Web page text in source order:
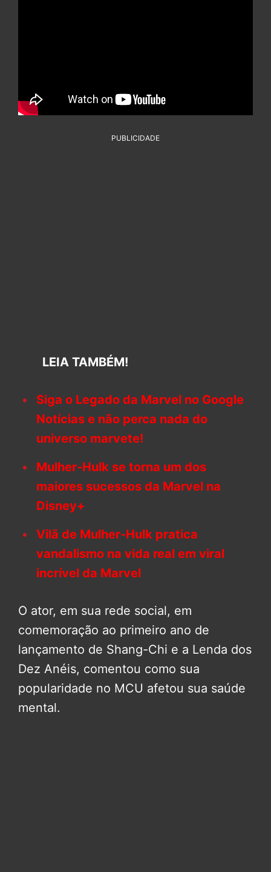
PUBLICIDADE
LEIA TAMBÉM!
Siga o Legado da Marvel no Google
Notícias e não perca nada do
universo marvete!
Mulher-Hulk se torna um dos
maiores sucessos da Marvel na
Disney+
Vilã de Mulher-Hulk pratica
vandalismo na vida real em viral
incrível da Marvel
O ator, em sua rede social, em
comemoração ao primeiro ano de
lançamento de Shang-Chi e a Lenda dos
Dez Anéis, comentou como sua
popularidade no MCU afetou sua saúde
mental.